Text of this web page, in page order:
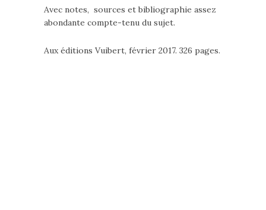
Avec notes, sources et bibliographie assez
abondante compte-tenu du sujet.
Aux éditions Vuibert, février 2017. 326 pages.